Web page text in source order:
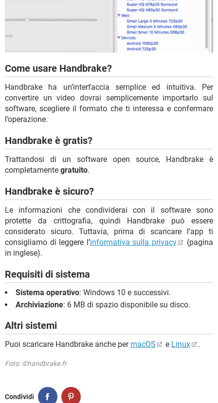
Come usare Handbrake?
Handbrake ha un’interfaccia semplice ed intuitiva. Per
convertire un video dovrai semplicemente importarlo sul
software, scegliere il formato che ti interessa e confermare
l’operazione.
Handbrake è gratis?
Trattandosi di un software open source, Handbrake è
completamente gratuito.
Handbrake è sicuro?
Le informazioni che condividerai con il software sono
protette da crittografia, quindi Handbrake può essere
considerato sicuro. Tuttavia, prima di scaricare l’app ti
consigliamo di leggere l’informativa sulla privacy
(pagina
in inglese).
Requisiti di sistema
Sistema operativo: Windows 10 e successivi.
Archiviazione: 6 MB di spazio disponibile su disco.
Altri sistemi
Puoi scaricare Handbrake anche per macOS e Linux .
Foto: ©handbrake.fr
Condividi